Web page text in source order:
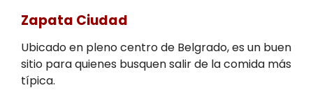
Zapata Ciudad
Ubicado en pleno centro de Belgrado, es un buen
sitio para quienes busquen salir de la comida más
típica.